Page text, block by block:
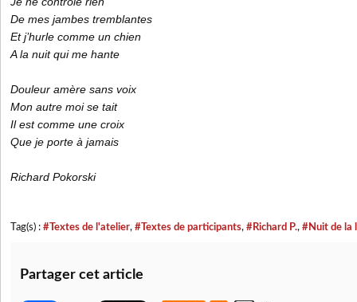
De mes jambes tremblantes
Et j’hurle comme un chien
A la nuit qui me hante
Douleur amère sans voix
Mon autre moi se tait
Il est comme une croix
Que je porte à jamais
Richard Pokorski
Tag(s) : #Textes de l'atelier, #Textes de participants, #Richard P., #Nuit de la
Partager cet article